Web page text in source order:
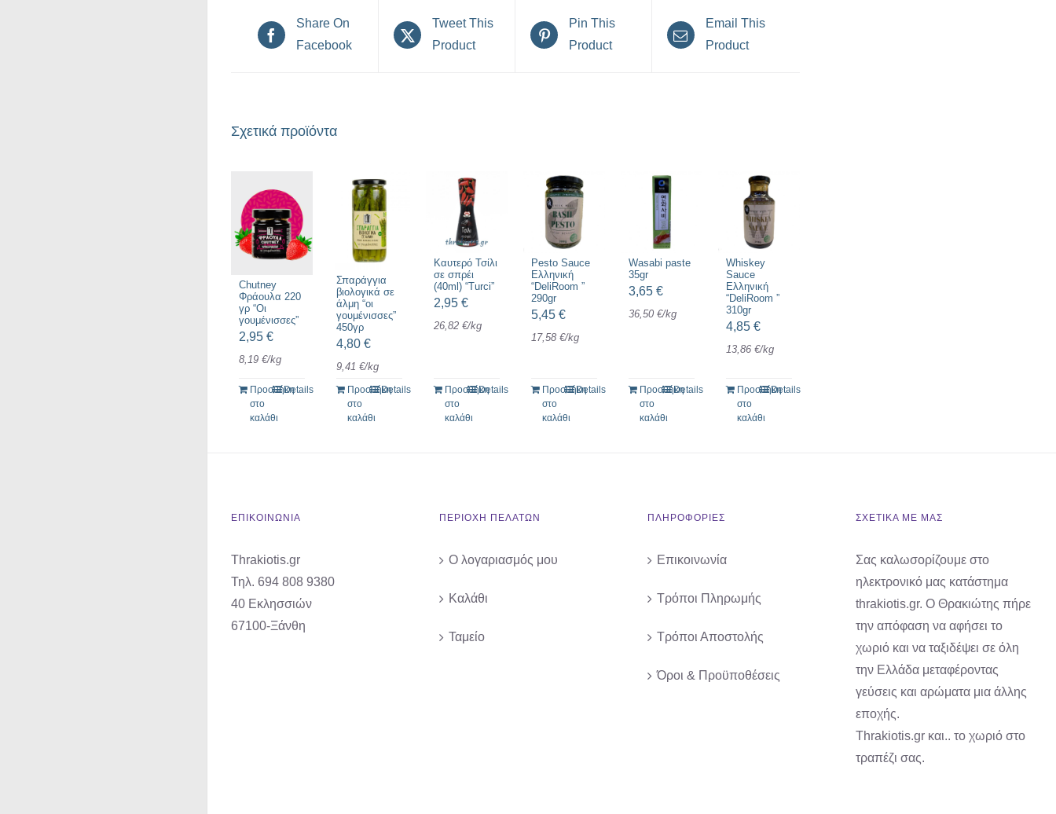
Share On
Facebook
Tweet This
Product
Pin This
Product
Email This
Product
Σχετικά προϊόντα
Chutney
Φράουλα 220
γρ “Οι
γουμένισσες”
2,95 €
8,19 €/kg
Προσθήκη
στο
καλάθι
Details
Σπαράγγια
βιολογικά σε
άλμη “οι
γουμένισσες”
450γρ
4,80€
9,41€/kg
Προσθήκη
στο
καλάθι
Details
Καυτερό Τσίλι
σε σπρέι
(40ml) “Turci”
2,95€
26,82€/kg
Προσθήκη
στο
καλάθι
Details
Pesto Sauce
Ελληνική
“DeliRoom ”
290gr
5,45€
17,58€/kg
Προσθήκη
στο
καλάθι
Details
Wasabi paste
35gr
3,65€
36,50€/kg
Προσθήκη
στο
καλάθι
Details
Whiskey
Sauce
Ελληνική
“DeliRoom ”
310gr
4,85€
13,86€/kg
Προσθήκη
στο
καλάθι
Details
ΕΠΙΚΟΙΝΩΝΙΑ
Thrakiotis.gr
Τηλ. 694 808 9380
40 Εκλησσιών
67100-Ξάνθη
ΠΕΡΙΟΧΗ ΠΕΛΑΤΩΝ
Ο λογαριασμός μου
Καλάθι
Ταμείο
ΠΛΗΡΟΦΟΡΙΕΣ
Επικοινωνία
Τρόποι Πληρωμής
Τρόποι Αποστολής
Όροι & Προϋποθέσεις
ΣΧΕΤΙΚΑ ΜΕ ΜΑΣ
Σας καλωσορίζουμε στο
ηλεκτρονικό μας κατάστημα
thrakiotis.gr. Ο Θρακιώτης πήρε
την απόφαση να αφήσει το
χωριό και να ταξιδέψει σε όλη
την Ελλάδα μεταφέροντας
γεύσεις και αρώματα μια άλλης
εποχής.
Thrakiotis.gr και.. το χωριό στο
τραπέζι σας.